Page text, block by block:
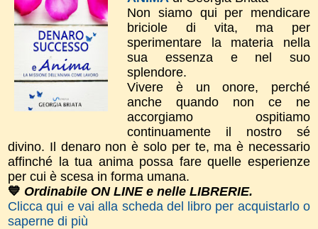
Non siamo qui per mendicare
briciole di vita, ma per
sperimentare la materia nella
sua essenza e nel suo
splendore.
Vivere è un onore, perché
anche quando non ce ne
accorgiamo ospitiamo
continuamente il nostro sé
divino. Il denaro non è solo per te, ma è necessario
affinché la tua anima possa fare quelle esperienze
per cui è scesa in forma umana.
💙 Ordinabile ON LINE e nelle LIBRERIE.
Clicca qui e vai alla scheda del libro per acquistarlo o
saperne di più